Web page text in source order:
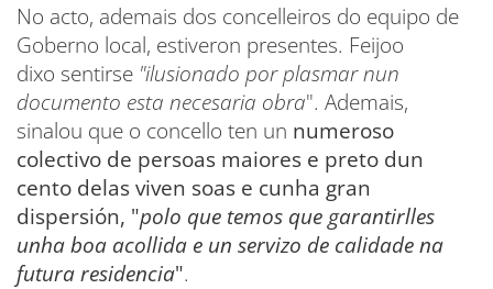
No acto, ademais dos concelleiros do equipo de
Goberno local, estiveron presentes. Feijoo
dixo sentirse "ilusionado por plasmar nun
documento esta necesaria obra". Ademais,
sinalou que o concello ten un numeroso
colectivo de persoas maiores e preto dun
cento delas viven soas e cunha gran
dispersión, "polo que temos que garantirlles
unha boa acollida e un servizo de calidade na
futura residencia".